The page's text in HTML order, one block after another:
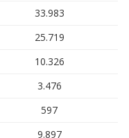
33.983
25.719
10.326
3.476
597
9.897